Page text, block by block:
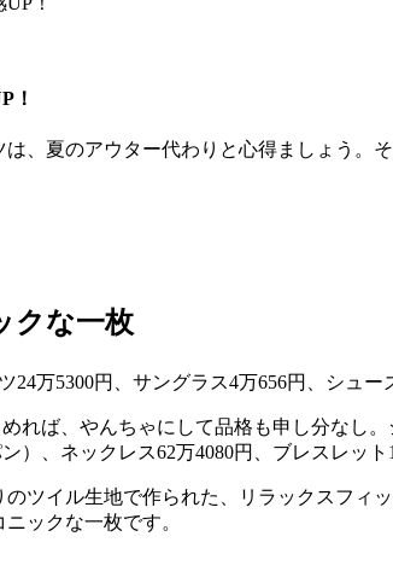
！
、夏のアウター代わりと心得ましょう。
クな一枚
れば、やんちゃにして品格も申し分なし
）、ネックレス62万4080円、ブレスレッ
ツイル生地で作られた、リラックスフィ
ックな一枚です。